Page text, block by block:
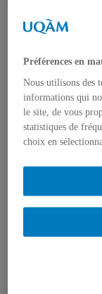
Événements
Actualités
Linkedin
Instagram
La
Préférences en
Nous utilisons des
informations qui
le site, de vous
statistiques de
choix en